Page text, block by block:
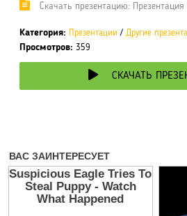
Cкачать презентацию:
Категория: Презентации / Другие
Просмотров: 359
СКАЧАТЬ